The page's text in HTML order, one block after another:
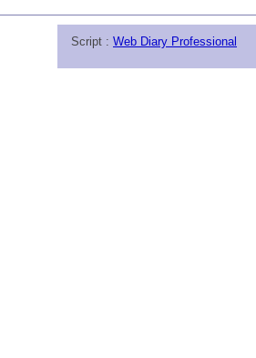
Script : Web Diary Professional